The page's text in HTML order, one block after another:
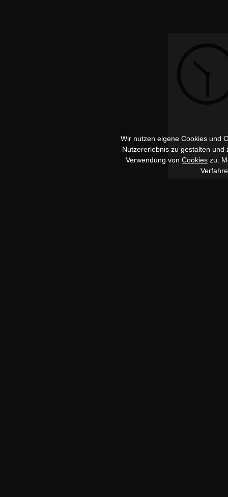
Wir nutzen eigene Cookies und
Nutzererlebnis zu gestalten
Verwendung von Cookies zu.